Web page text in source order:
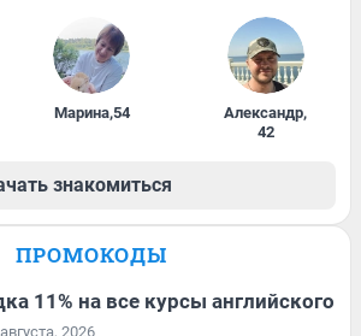
Марина,54 Александр,
42
знакомиться
ПРОМОКОДЫ
11% на все курсы английского
2026